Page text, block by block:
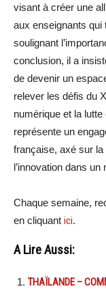
visant à créer une
aux enseignants qui
soulignant
conclusion, il a
de devenir un
relever les défis du
numérique et la
représente un
française, axé sur
l’innovation dans
Chaque semaine,
en cliquant ici.
A Lire Aussi:
THAÏLANDE –